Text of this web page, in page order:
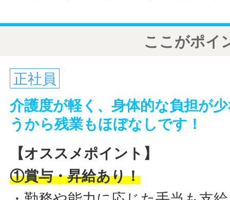
ここがポイ
正社員
介護度が軽く、身体的な負担が
うから残業もほぼなしです！
【オススメポイント】
①賞与・昇給あり！